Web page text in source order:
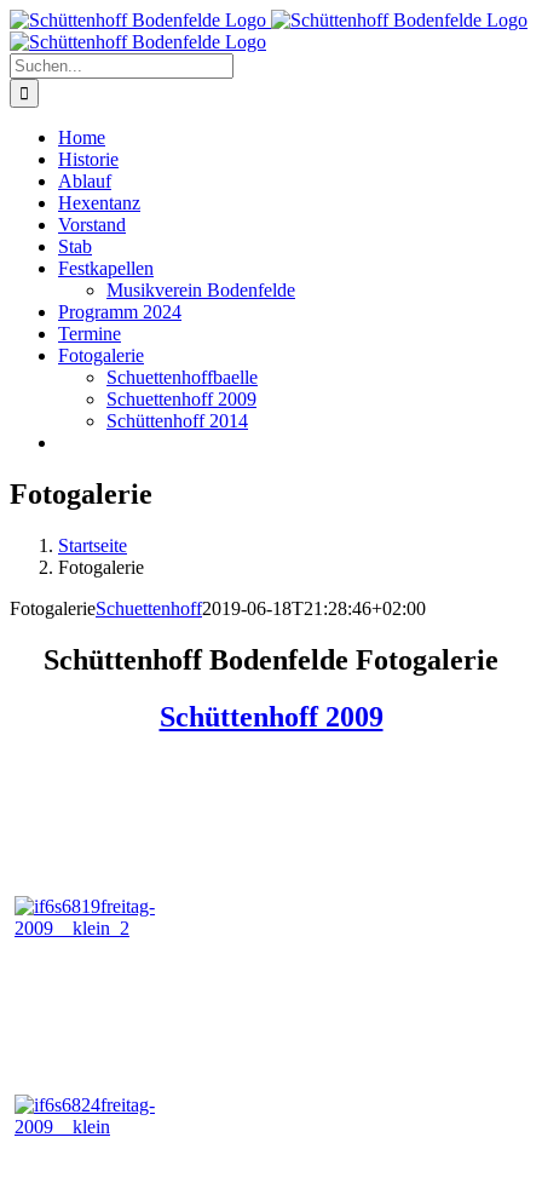
Zum
Inhalt
springen
Suche
nach:
Home
Historie
Ablauf
Hexentanz
Vorstand
Stab
Festkapellen
Musikverein Bodenfelde
Programm 2024
Termine
Fotogalerie
Schuettenhoffbaelle
Schuettenhoff 2009
Schüttenhoff 2014
Fotogalerie
Startseite
Fotogalerie
FotogalerieSchuettenhoff2019-06-18T21:28:46+02:00
Schüttenhoff Bodenfelde Fotogalerie
Schüttenhoff 2009